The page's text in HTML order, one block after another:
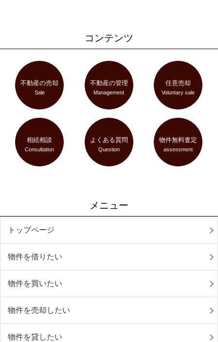
コンテンツ
不動産の売却
Sale
不動産の管理
Management
任意売却
Voluntary sale
相続相談
Consultation
よくある質問
Question
物件無料査定
assessment
メニュー
トップページ
物件を借りたい
物件を買いたい
物件を売却したい
物件を貸したい